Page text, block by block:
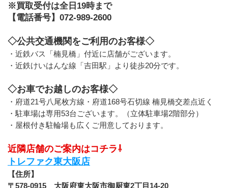
※買取受付は全日19時まで
【電話番号】072-989-2600
◇公共交通機関をご利用のお客様◇
・近鉄バス「楠見橋」付近に店舗がございます。
・近鉄けいはんな線「吉田駅」より徒歩20分です。
◇お車でお越しのお客様◇
・府道21号八尾枚方線・府道168号石切線 楠見橋交差点近く
・駐車場は専用53台ございます。（立体駐車場2階部分）
・屋根付き駐輪場も広くご用意しております。
近隣店舗のご案内はコチラ⇩
トレファク東大阪店
【住所】
〒578-0915　大阪府東大阪市御厨東2丁目14-20